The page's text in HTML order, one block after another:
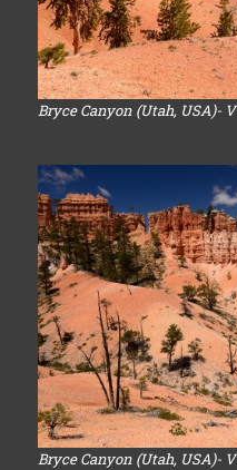
Bryce Canyon (Utah, USA)-
Bryce Canyon (Utah, USA)-